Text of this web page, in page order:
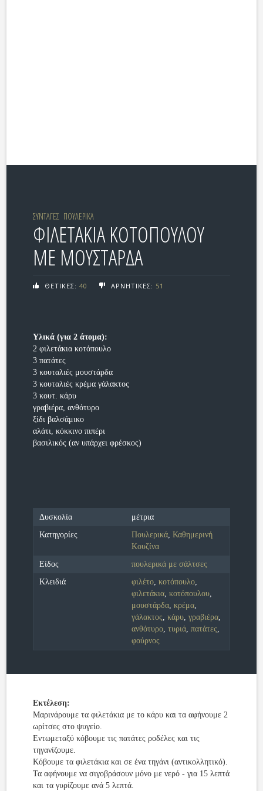
ΣΥΝΤΑΓΕΣ ΠΟΥΛΕΡΙΚΑ
ΦΙΛΕΤΑΚΙΑ ΚΟΤΟΠΟΥΛΟΥ
ΜΕ ΜΟΥΣΤΑΡΔΑ
ΘΕΤΙΚΕΣ: 40 ΑΡΝΗΤΙΚΕΣ: 51
Υλικά (για 2 άτομα):
2 φιλετάκια κοτόπουλο
3 πατάτες
3 κουταλιές μουστάρδα
3 κουταλιές κρέμα γάλακτος
3 κουτ. κάρυ
γραβιέρα, ανθότυρο
ξίδι βαλσάμικο
αλάτι, κόκκινο πιπέρι
βασιλικός (αν υπάρχει φρέσκος)
Δυσκολία
μέτρια
Κατηγορίες
Πουλερικά, Καθημερινή
Κουζίνα
Είδος
πουλερικά με σάλτσες
Κλειδιά
φιλέτο, κοτόπουλο,
φιλετάκια, κοτόπουλου,
μουστάρδα, κρέμα,
γάλακτος, κάρυ, γραβιέρα,
ανθότυρο, τυριά, πατάτες,
φούρνος
Εκτέλεση:
Μαρινάρουμε τα φιλετάκια με το κάρυ και τα αφήνουμε 2
ωρίτσες στο ψυγείο.
Εντωμεταξύ κόβουμε τις πατάτες ροδέλες και τις
τηγανίζουμε.
Κόβουμε τα φιλετάκια και σε ένα τηγάνι (αντικολλητικό).
Τα αφήνουμε να σιγοβράσουν μόνο με νερό - για 15 λεπτά
και τα γυρίζουμε ανά 5 λεπτά.